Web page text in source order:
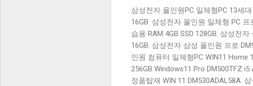
삼성전자 올인원PC 일체형PC 13세
16GB. 삼성전자 올인원 일체형 PC
습용 RAM 4GB SSD 128GB. 삼성전
16GB. 삼성전자 삼성 올인원 프로
인원 컴퓨터 일체형PC WIN11 Home
256GB Windows11 Pro DM500TFZ
정품탑재 WIN 11 DM530ADAL58A.